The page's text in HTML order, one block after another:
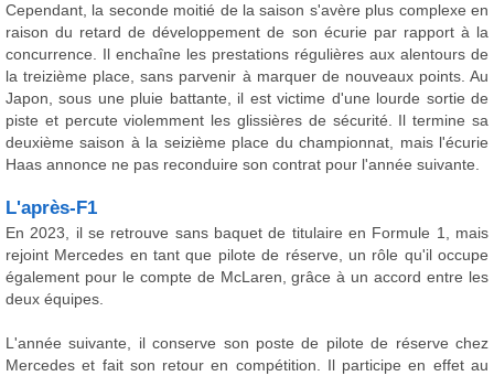
Cependant, la seconde moitié de la saison s'avère plus complexe en
raison du retard de développement de son écurie par rapport à la
concurrence. Il enchaîne les prestations régulières aux alentours de
la treizième place, sans parvenir à marquer de nouveaux points. Au
Japon, sous une pluie battante, il est victime d'une lourde sortie de
piste et percute violemment les glissières de sécurité. Il termine sa
deuxième saison à la seizième place du championnat, mais l'écurie
Haas annonce ne pas reconduire son contrat pour l'année suivante.
L'après-F1
En 2023, il se retrouve sans baquet de titulaire en Formule 1, mais
rejoint Mercedes en tant que pilote de réserve, un rôle qu'il occupe
également pour le compte de McLaren, grâce à un accord entre les
deux équipes.
L'année suivante, il conserve son poste de pilote de réserve chez
Mercedes et fait son retour en compétition. Il participe en effet au